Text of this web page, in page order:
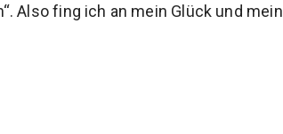
Also fing ich an mein Glück und mein